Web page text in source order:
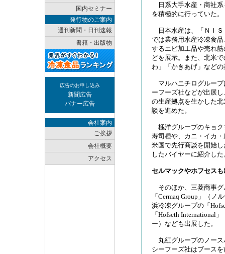
国内セミナー
発行物のご案内
週刊新聞・日刊速報
書籍・出版物
広告のお申し込み
新聞広告
バナー広告
会社案内
ご挨拶
会社概要
アクセス
日系大手水産・商社系
を積極的に行っていた。
日本水産は、「ＮＩＳ
では業務用水産冷凍食
するエビ加工品や売れ
どを展示。また、北米
わ」「かきあげ」など
マルハニチログループ
ーフーズ社などが出展
の生産拠点を生かした
談を進めた。
極洋グループのキョク
寿司種や、カニ・イカ
米国で先行商談を開始
したバイヤーに紹介した
セルマックやホフセスも
そのほか、三菱商事グ
「Cermaq Group」（ノ
浜冷凍グループの「
「Hofseth International
ー）なども出展した。
丸紅グループのノース
シーフーズ社はブース